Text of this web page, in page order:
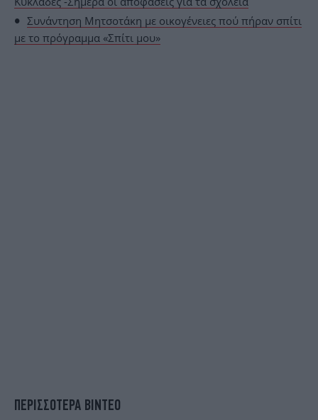
Συνάντηση Μητσοτάκη με οικογένειες πού πήραν σπίτι
με το πρόγραμμα «Σπίτι μου»
ΠΕΡΙΣΣΟΤΕΡΑ ΒΙΝΤΕΟ